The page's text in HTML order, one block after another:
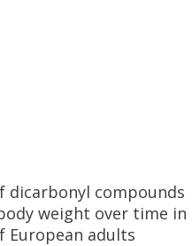
dicarbonyl compounds
weight over time in
European adults